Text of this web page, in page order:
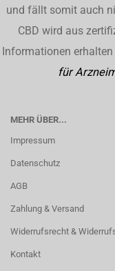
und fällt somit auch
CBD wird aus
Informationen
für
MEHR ÜBER...
Impressum
Datenschutz
AGB
Zahlung & Versand
Widerrufsrecht &
Kontakt